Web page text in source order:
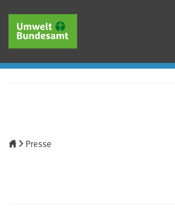
Presse